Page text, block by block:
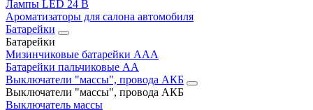
Лампы LED 24 B
Ароматизаторы для салона автомобиля
Батарейки
Батарейки
Мизинчиковые батарейки AAA
Батарейки пальчиковые АА
Выключатели "массы", провода АКБ
Выключатели "массы", провода АКБ
Выключатель массы